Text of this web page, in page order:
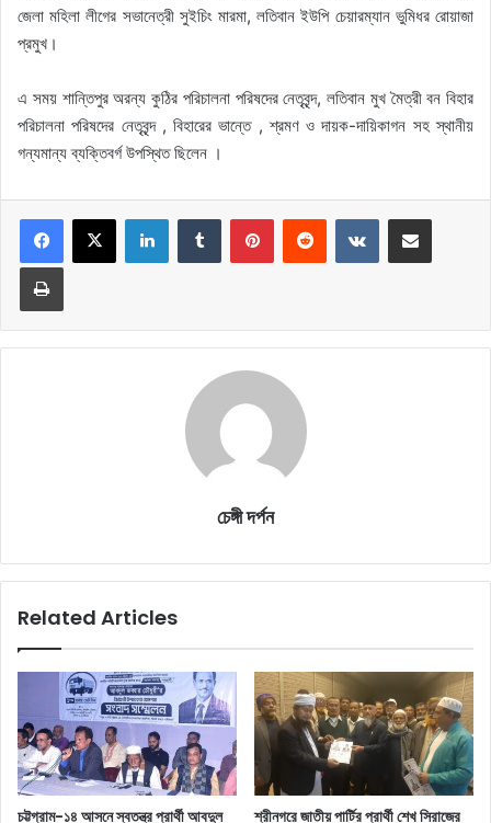
জেলা মহিলা লীগের সভানেত্রী সুইচিং মারমা, লতিবান ইউপি চেয়ারম্যান ভুমিধর রোয়াজা
প্রমুখ।
এ সময় শান্তিপুর অরন্য কুঠির পরিচালনা পরিষদের নেতৃবৃন্দ, লতিবান মুখ মৈত্রী বন বিহার
পরিচালনা পরিষদের নেতৃবৃন্দ , বিহারের ভান্তে , শ্রমণ ও দায়ক-দায়িকাগন সহ স্থানীয়
গন্যমান্য ব্যক্তিবর্গ উপস্থিত ছিলেন ।
LinkedInTumblr PinterestReddit VKontakteShare via Email
Print
চেঙ্গী দর্পন
Related Articles
চট্টগ্রাম-১৪ আসনে স্বতন্ত্র প্রার্থী আবদুল
শ্রীনগরে জাতীয় পার্টির প্রার্থী শেখ সিরাজের